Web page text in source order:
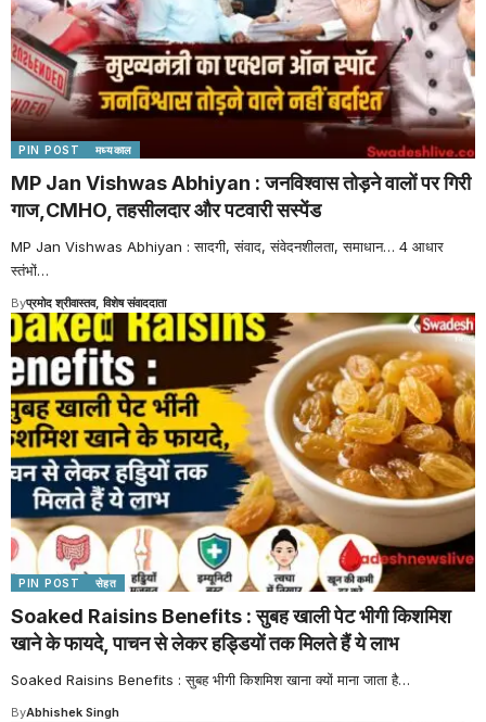
PIN POST मध्यकाल
MP Jan Vishwas Abhiyan : जनविश्वास तोड़ने वालों पर गिरी
गाज,CMHO, तहसीलदार और पटवारी सस्पेंड
MP Jan Vishwas Abhiyan : सादगी, संवाद, संवेदनशीलता, समाधान… 4 आधार
स्तंभों…
Byप्रमोद श्रीवास्तव, विशेष संवाददाता
PIN POST सेहत
Soaked Raisins Benefits : सुबह खाली पेट भीगी किशमिश
खाने के फायदे, पाचन से लेकर हड्डियों तक मिलते हैं ये लाभ
Soaked Raisins Benefits : सुबह भीगी किशमिश खाना क्यों माना जाता है…
ByAbhishek Singh